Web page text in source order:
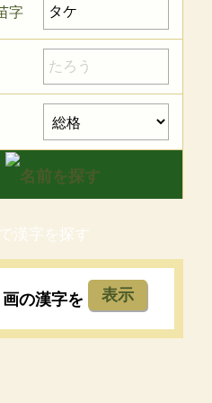
字
漢字を探す
画の漢字を 表示